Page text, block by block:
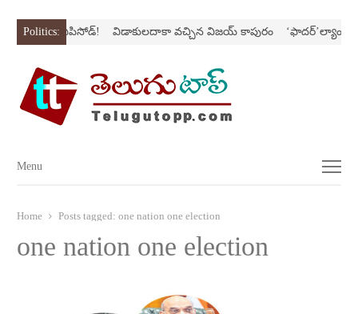
Politics:
కొత్త ఎపిసోడ్‌! విడాకులదాకా వచ్చిన విజయ్‌ కాపురం ‘ఫాదర్‌’ల్యాండ్‌ని
Menu
Menu
Home Posts tagged: one nation one election
one nation one election